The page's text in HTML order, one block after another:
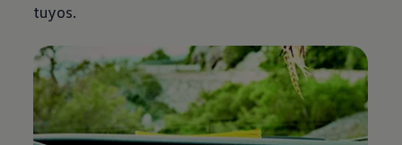
tuyos.